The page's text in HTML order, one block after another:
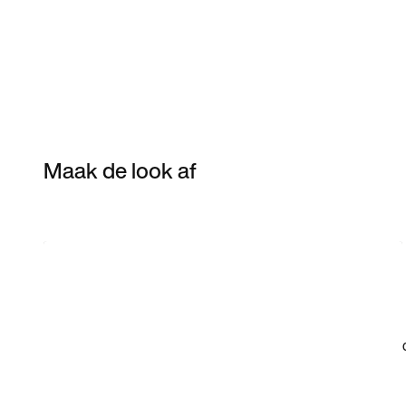
Maak de look af